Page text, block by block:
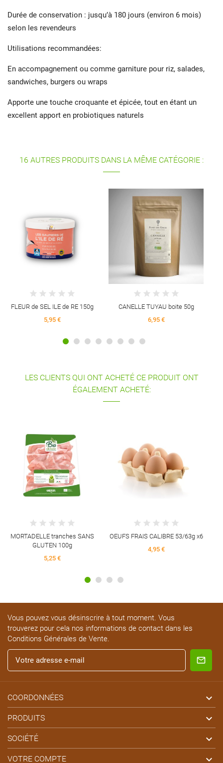
Durée de conservation : jusqu’à 180 jours (environ 6 mois)
selon les revendeurs
Utilisations recommandées:
En accompagnement ou comme garniture pour riz, salades,
sandwiches, burgers ou wraps
Apporte une touche croquante et épicée, tout en étant un
excellent apport en probiotiques naturels
16 AUTRES PRODUITS DANS LA MÊME CATÉGORIE :
FLEUR de SEL ILE de RE 150g
5,95 €
CANELLE TUYAU boite 50g
6,95 €
LES CLIENTS QUI ONT ACHETÉ CE PRODUIT ONT
ÉGALEMENT ACHETÉ:
MORTADELLE tranches SANS
GLUTEN 100g
5,25 €
OEUFS FRAIS CALIBRE 53/63g x6
4,95 €
Vous pouvez vous désinscrire à tout moment. Vous
trouverez pour cela nos informations de contact dans les
Conditions Générales de Vente.
COORDONNÉES 
PRODUITS 
SOCIÉTÉ 
VOTRE COMPTE 